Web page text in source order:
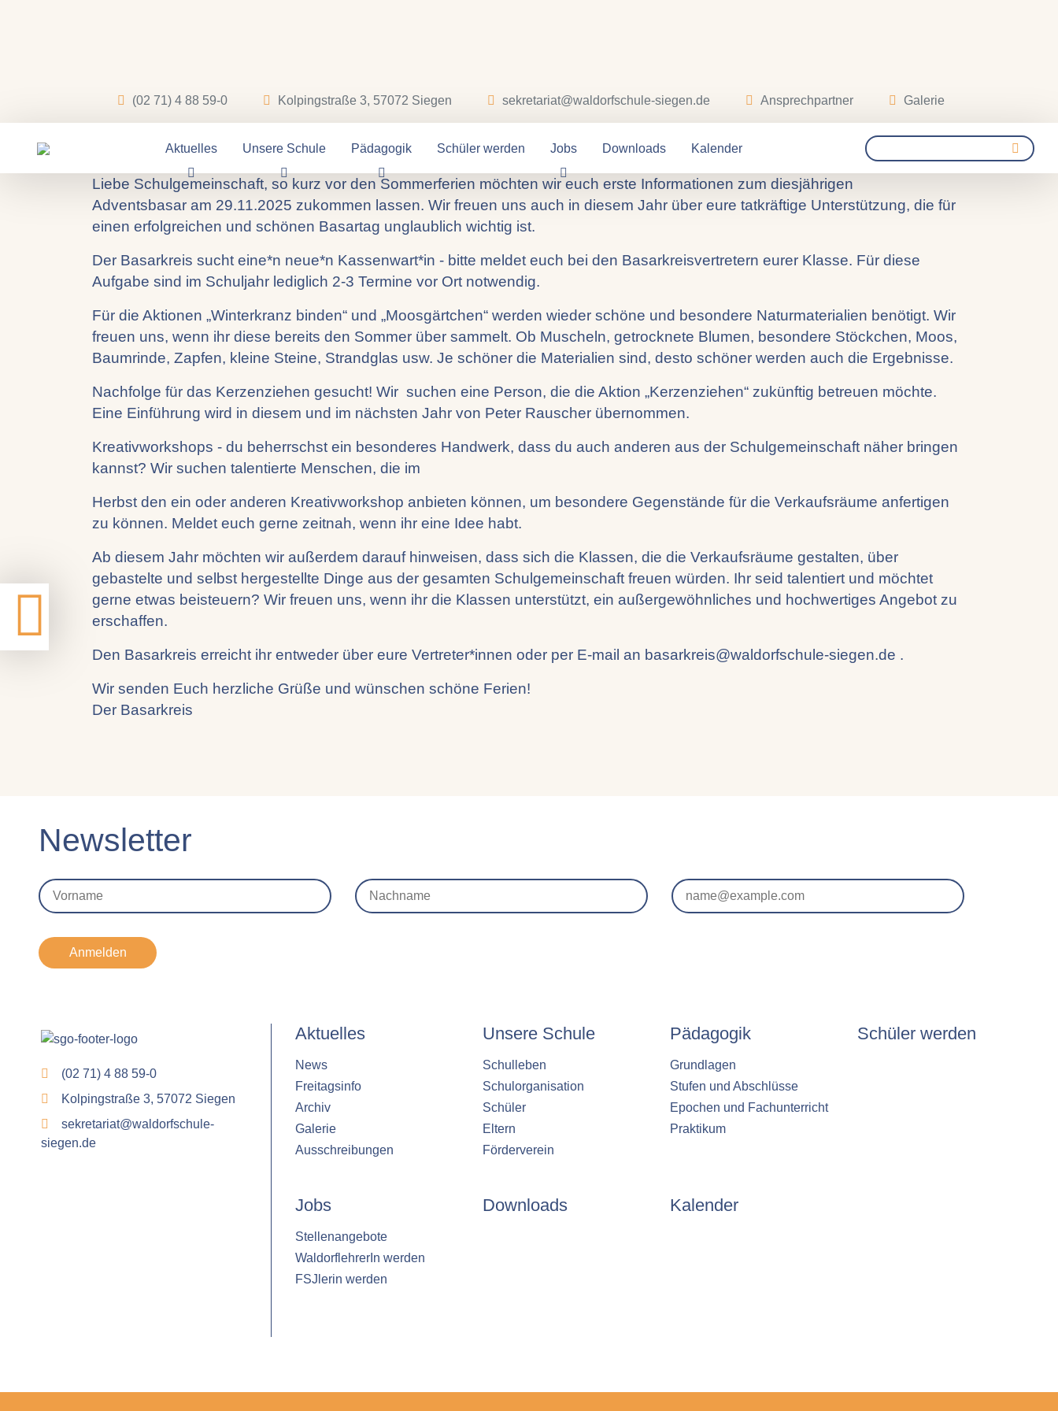
(02 71) 4 88 59-0 Kolpingstraße 3, 57072 Siegen sekretariat@waldorfschule-siegen.de Ansprechpartner Galerie
Aktuelles Unsere Schule Pädagogik Schüler werden Jobs Downloads Kalender
Erste Informationen aus dem Basarkreis
Liebe Schulgemeinschaft, so kurz vor den Sommerferien möchten wir euch erste Informationen zum diesjährigen
Adventsbasar am 29.11.2025 zukommen lassen. Wir freuen uns auch in diesem Jahr über eure tatkräftige Unterstützung, die für
einen erfolgreichen und schönen Basartag unglaublich wichtig ist.
Der Basarkreis sucht eine*n neue*n Kassenwart*in - bitte meldet euch bei den Basarkreisvertretern eurer Klasse. Für diese
Aufgabe sind im Schuljahr lediglich 2-3 Termine vor Ort notwendig.
Für die Aktionen „Winterkranz binden“ und „Moosgärtchen“ werden wieder schöne und besondere Naturmaterialien benötigt. Wir
freuen uns, wenn ihr diese bereits den Sommer über sammelt. Ob Muscheln, getrocknete Blumen, besondere Stöckchen, Moos,
Baumrinde, Zapfen, kleine Steine, Strandglas usw. Je schöner die Materialien sind, desto schöner werden auch die Ergebnisse.
Nachfolge für das Kerzenziehen gesucht! Wir suchen eine Person, die die Aktion „Kerzenziehen“ zukünftig betreuen möchte.
Eine Einführung wird in diesem und im nächsten Jahr von Peter Rauscher übernommen.
Kreativworkshops - du beherrschst ein besonderes Handwerk, dass du auch anderen aus der Schulgemeinschaft näher bringen
kannst? Wir suchen talentierte Menschen, die im
Herbst den ein oder anderen Kreativworkshop anbieten können, um besondere Gegenstände für die Verkaufsräume anfertigen
zu können. Meldet euch gerne zeitnah, wenn ihr eine Idee habt.
Ab diesem Jahr möchten wir außerdem darauf hinweisen, dass sich die Klassen, die die Verkaufsräume gestalten, über
gebastelte und selbst hergestellte Dinge aus der gesamten Schulgemeinschaft freuen würden. Ihr seid talentiert und möchtet
gerne etwas beisteuern? Wir freuen uns, wenn ihr die Klassen unterstützt, ein außergewöhnliches und hochwertiges Angebot zu
erschaffen.
Den Basarkreis erreicht ihr entweder über eure Vertreter*innen oder per E-mail an basarkreis@waldorfschule-siegen.de .
Wir senden Euch herzliche Grüße und wünschen schöne Ferien!
Der Basarkreis
Newsletter
Anmelden
(02 71) 4 88 59-0
Kolpingstraße 3, 57072 Siegen
sekretariat@waldorfschule-
siegen.de
Aktuelles
News
Freitagsinfo
Archiv
Galerie
Ausschreibungen
Unsere Schule
Schulleben
Schulorganisation
Schüler
Eltern
Förderverein
Pädagogik
Grundlagen
Stufen und Abschlüsse
Epochen und Fachunterricht
Praktikum
Schüler werden
Jobs
Stellenangebote
WaldorflehrerIn werden
FSJlerin werden
Downloads Kalender